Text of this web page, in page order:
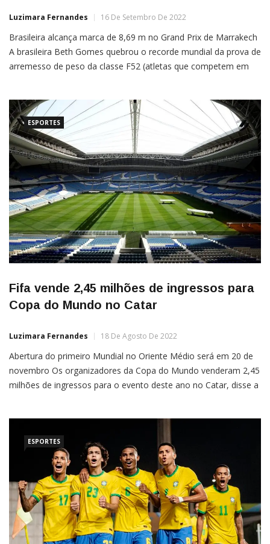
Luzimara Fernandes 16 De Setembro De 2022
Brasileira alcança marca de 8,69 m no Grand Prix de Marrakech
A brasileira Beth Gomes quebrou o recorde mundial da prova de
arremesso de peso da classe F52 (atletas que competem em
8,69 metros, que lhe garantiu […]
ESPORTES
Fifa vende 2,45 milhões de ingressos para
Copa do Mundo no Catar
Luzimara Fernandes 18 De Agosto De 2022
Abertura do primeiro Mundial no Oriente Médio será em 20 de
novembro Os organizadores da Copa do Mundo venderam 2,45
milhões de ingressos para o evento deste ano no Catar, disse a
ESPORTES